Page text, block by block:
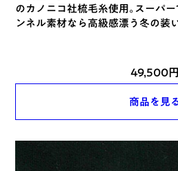
のカノニコ社梳毛糸使用。スーパ
ンネル素材なら高級感漂う冬の装
49,500円
商品を見